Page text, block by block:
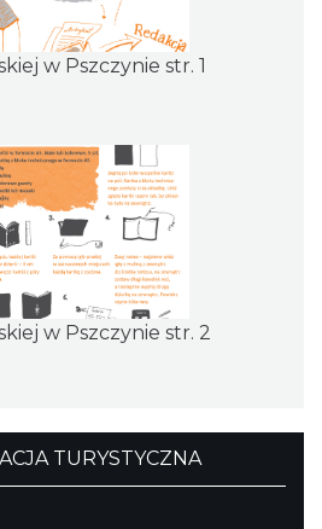
w Pszczynie str. 1
w Pszczynie str. 2
TURYSTYCZNA